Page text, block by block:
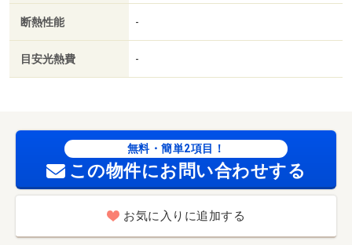
ド決済可／通風良好／巡回管理／まいばすけっと南９条西
１７丁目店（スーパー）まで７９ｍ／東光ストア西線６条
店（スーパー）まで５７４ｍ／ファミリーマート札幌南８
（ドラッグストア）まで５４３ｍ／ＤＣＭ旭ヶ丘店（ホー
ムセンター）まで９３２ｍ/賃貸戸数:14戸
断熱性能 -
目安光熱費 -
無料・簡単2項目！
この物件にお問い合わせする
お気に入りに追加する